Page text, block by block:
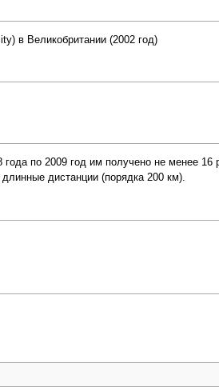
в Великобритании (2002 год)
по 2009 год им получено не менее 16
дистанции (порядка 200 км).